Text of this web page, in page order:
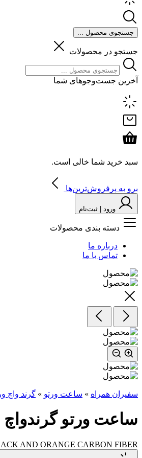
جستجوی محصول ...
جستجو در محصولات
آخرین جست‌وجوهای شما
سبد خرید شما خالی است.
برو به پرفروش‌ترین‌ها
ورود | ثبت‌نام
دسته بندی محصولات
درباره ما
تماس با ما
سفیران همراه » ساعت ورتو » گرند واچ
ساعت ورتو
AND ORANGE CARBON FIBER